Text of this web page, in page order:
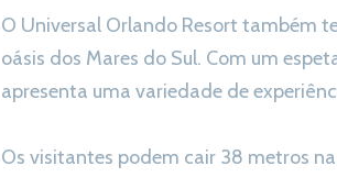
O Universal Orlando Resort também
oásis dos Mares do Sul. Com um
apresenta uma variedade de
Os visitantes podem cair 38 metros